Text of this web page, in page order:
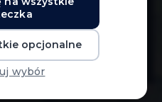
opcjonalne
wybór